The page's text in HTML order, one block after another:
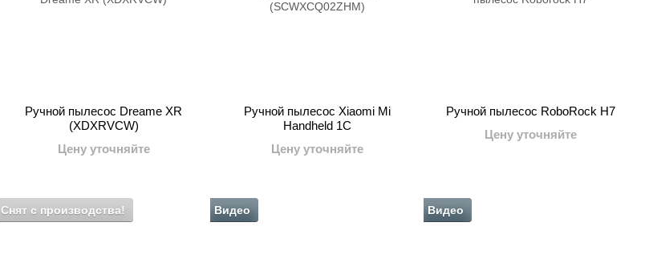
Ручной пылесос Dreame XR
(XDXRVCW)
Цену уточняйте
Ручной пылесос Xiaomi Mi
Handheld 1C
Цену уточняйте
Ручной пылесос RoboRock H7
Цену уточняйте
Снят с производства! Видео Видео